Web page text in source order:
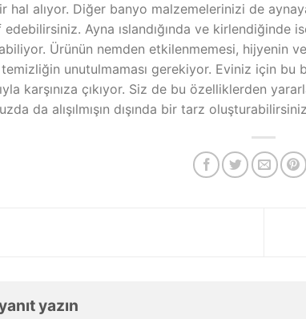
hal alıyor. Diğer banyo malzemelerinizi de
Ayna ıslandığında ve kirlendiğinde
Ürünün nemden etkilenmemesi, hijyenin
unutulmaması gerekiyor. Eviniz için bu
karşınıza çıkıyor. Siz de bu özelliklerden
da alışılmışın dışında bir tarz oluşturabilirsiniz
yazın